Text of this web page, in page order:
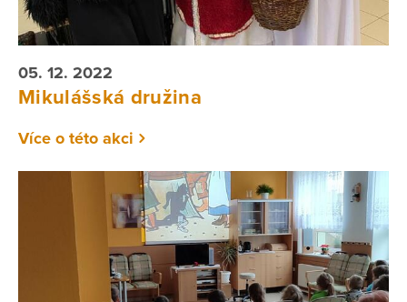
05. 12. 2022
Mikulášská družina
Více o této akci